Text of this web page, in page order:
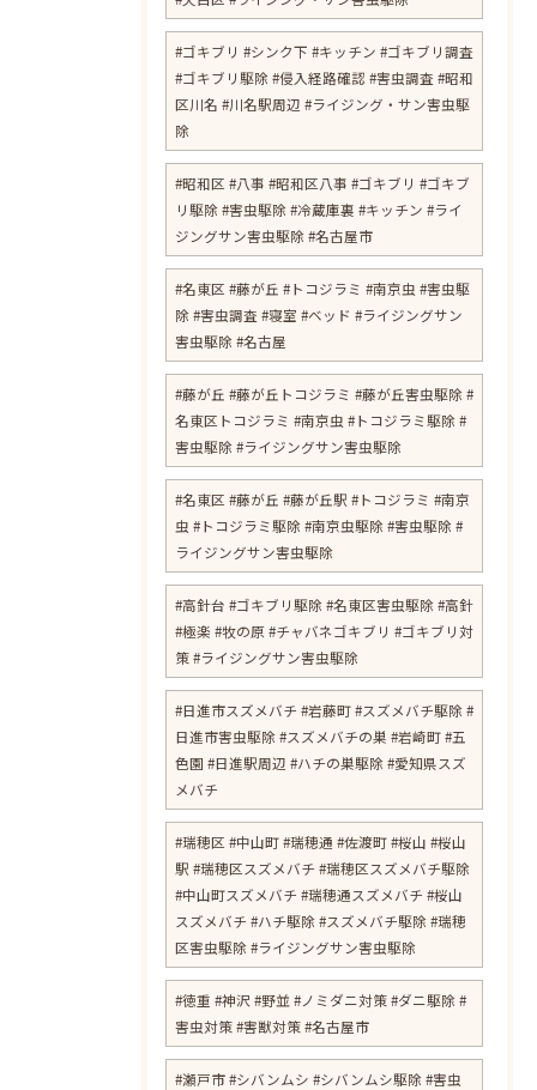
#ゴキブリ #シンク下 #キッチン #ゴキブリ調査
#ゴキブリ駆除 #侵入経路確認 #害虫調査 #昭和
区川名 #川名駅周辺 #ライジング・サン害虫駆
除
#昭和区 #八事 #昭和区八事 #ゴキブリ #ゴキブ
リ駆除 #害虫駆除 #冷蔵庫裏 #キッチン #ライ
ジングサン害虫駆除 #名古屋市
#名東区 #藤が丘 #トコジラミ #南京虫 #害虫駆
除 #害虫調査 #寝室 #ベッド #ライジングサン
害虫駆除 #名古屋
#藤が丘 #藤が丘トコジラミ #藤が丘害虫駆除 #
名東区トコジラミ #南京虫 #トコジラミ駆除 #
害虫駆除 #ライジングサン害虫駆除
#名東区 #藤が丘 #藤が丘駅 #トコジラミ #南京
虫 #トコジラミ駆除 #南京虫駆除 #害虫駆除 #
ライジングサン害虫駆除
#高針台 #ゴキブリ駆除 #名東区害虫駆除 #高針
#極楽 #牧の原 #チャバネゴキブリ #ゴキブリ対
策 #ライジングサン害虫駆除
#日進市スズメバチ #岩藤町 #スズメバチ駆除 #
日進市害虫駆除 #スズメバチの巣 #岩崎町 #五
色園 #日進駅周辺 #ハチの巣駆除 #愛知県スズ
メバチ
#瑞穂区 #中山町 #瑞穂通 #佐渡町 #桜山 #桜山
駅 #瑞穂区スズメバチ #瑞穂区スズメバチ駆除
#中山町スズメバチ #瑞穂通スズメバチ #桜山
スズメバチ #ハチ駆除 #スズメバチ駆除 #瑞穂
区害虫駆除 #ライジングサン害虫駆除
#徳重 #神沢 #野並 #ノミダニ対策 #ダニ駆除 #
害虫対策 #害獣対策 #名古屋市
#瀬戸市 #シバンムシ #シバンムシ駆除 #害虫